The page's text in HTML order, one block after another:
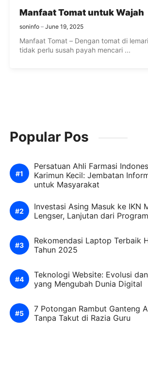
Manfaat Tomat untuk Wajah
soninfo June 19, 2025
Manfaat Tomat – Dengan tomat di
tidak perlu susah payah mencari ...
Popular Pos
Persatuan Ahli Farmasi
Karimun Kecil: Jembatan
untuk Masyarakat
Investasi Asing Masuk ke IKN
Lengser, Lanjutan dari
Rekomendasi Laptop Terbaik
Tahun 2025
Teknologi Website: Evolusi
yang Mengubah Dunia Digital
7 Potongan Rambut Ganteng
Tanpa Takut di Razia Guru